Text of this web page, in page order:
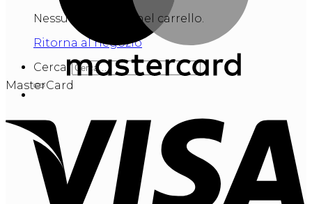
Nessun prodotto nel carrello.
Ritorna al negozio
Cerca:
MasterCard